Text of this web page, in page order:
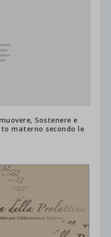
Sostenere e
materno secondo le